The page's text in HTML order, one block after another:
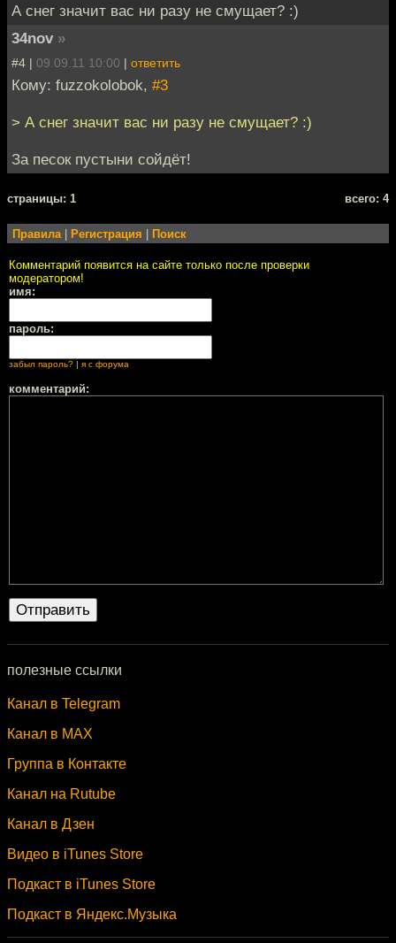
А снег значит вас ни разу не смущает? :)
34nov »
#4 | 09.09.11 10:00 | ответить
Кому: fuzzokolobok, #3
> А снег значит вас ни разу не смущает? :)
За песок пустыни сойдёт!
cтраницы: 1 всего: 4
Правила| Регистрация Поиск
Комментарий появится на сайте только после проверки
модератором!
имя:
пароль:
забыл пароль? | я с форума
комментарий:
полезные ссылки
Канал в Telegram
Канал в MAX
Группа в Контакте
Канал на Rutube
Канал в Дзен
Видео в iTunes Store
Подкаст в iTunes Store
Подкаст в Яндекс.Музыка